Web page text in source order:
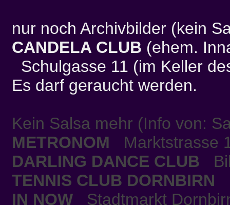
nur noch Archivbilder (kein
CANDELA CLUB (ehem.
Schulgasse 11 (im Keller
Es darf geraucht werden.
Kein Salsa mehr (Info von:
METRONOM Marktstrasse
DARLING DANCE CLUB
TENNIS CLUB DORNBIRN
IN NOW Stadtmarkt